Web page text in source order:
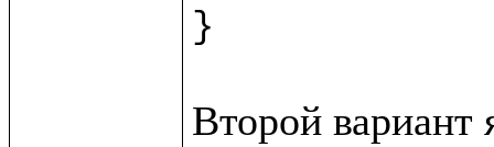
}
Второй вариант